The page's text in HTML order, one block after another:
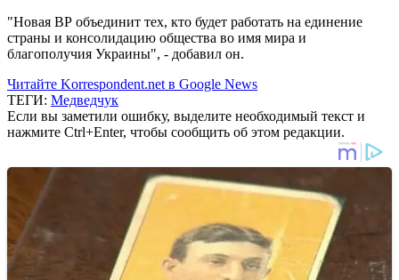
"Новая ВР объединит тех, кто будет работать на единение
страны и консолидацию общества во имя мира и
благополучия Украины", - добавил он.
Читайте Korrespondent.net в Google News
ТЕГИ: Медведчук
Если вы заметили ошибку, выделите необходимый текст и
нажмите Ctrl+Enter, чтобы сообщить об этом редакции.